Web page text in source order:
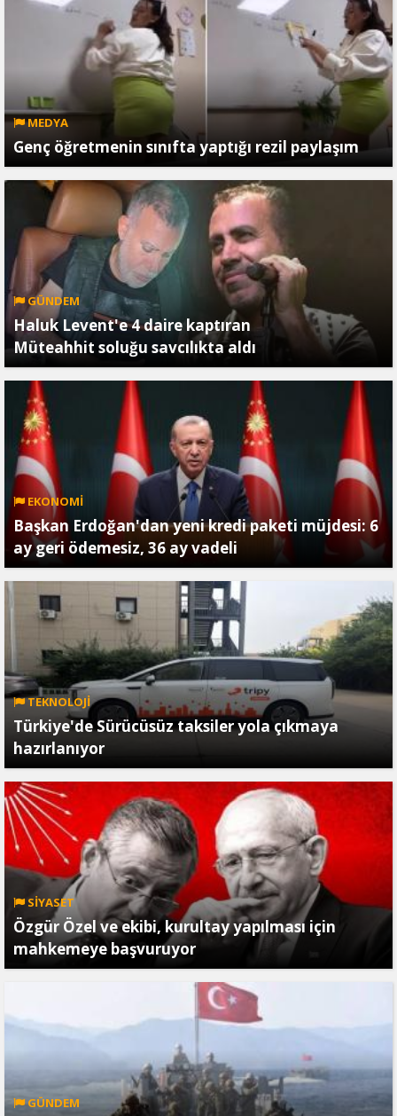
MEDYA
Genç öğretmenin sınıfta yaptığı rezil paylaşım
GÜNDEM
Haluk Levent'e 4 daire kaptıran
Müteahhit soluğu savcılıkta aldı
EKONOMİ
Başkan Erdoğan'dan yeni kredi paketi müjdesi: 6
ay geri ödemesiz, 36 ay vadeli
TEKNOLOJİ
Türkiye'de Sürücüsüz taksiler yola çıkmaya
hazırlanıyor
SİYASET
Özgür Özel ve ekibi, kurultay yapılması için
mahkemeye başvuruyor
GÜNDEM